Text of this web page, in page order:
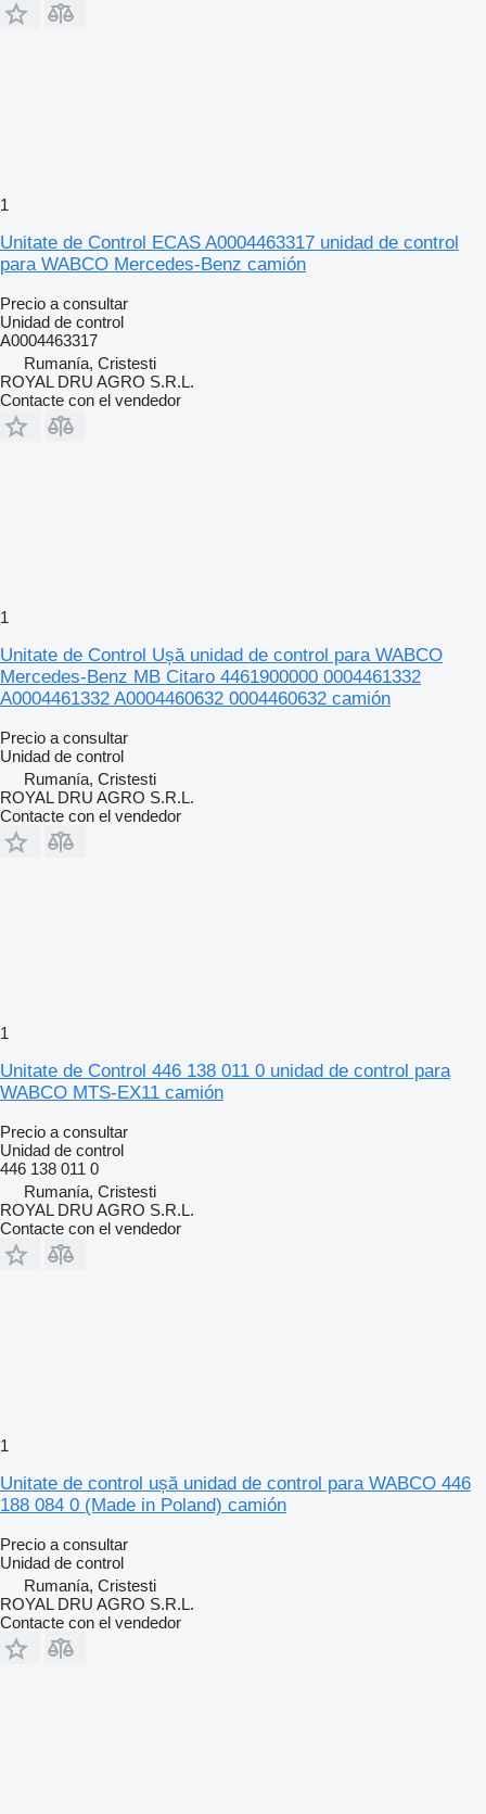
1
Unitate de Control ECAS A0004463317 unidad de control
para WABCO Mercedes-Benz camión
Precio a consultar
Unidad de control
A0004463317
Rumanía, Cristesti
ROYAL DRU AGRO S.R.L.
Contacte con el vendedor
1
Unitate de Control Ușă unidad de control para WABCO
Mercedes-Benz MB Citaro 4461900000 0004461332
A0004461332 A0004460632 0004460632 camión
Precio a consultar
Unidad de control
Rumanía, Cristesti
ROYAL DRU AGRO S.R.L.
Contacte con el vendedor
1
Unitate de Control 446 138 011 0 unidad de control para
WABCO MTS-EX11 camión
Precio a consultar
Unidad de control
446 138 011 0
Rumanía, Cristesti
ROYAL DRU AGRO S.R.L.
Contacte con el vendedor
1
Unitate de control ușă unidad de control para WABCO 446
188 084 0 (Made in Poland) camión
Precio a consultar
Unidad de control
Rumanía, Cristesti
ROYAL DRU AGRO S.R.L.
Contacte con el vendedor